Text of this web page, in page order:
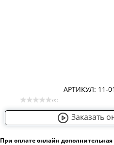
АРТИКУЛ: 11-
( 0 )
Заказать
При оплате онлайн